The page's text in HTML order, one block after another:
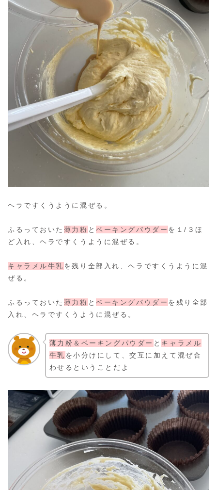
ヘラですくうように混ぜる。
ふるっておいた 薄力粉 とベーキングパウダー を１/３ほ
ど入れ、ヘラですくうように混ぜる。
キャラメル牛乳 を残り全部入れ、ヘラですくうように混
ぜる。
ふるっておいた 薄力粉 とベーキングパウダー を残り全部
入れ、ヘラですくうように混ぜる。
薄力粉＆ベーキングパウダー と キャラメル
牛乳 を小分けにして、交互に加えて混ぜ合
わせるということだよ